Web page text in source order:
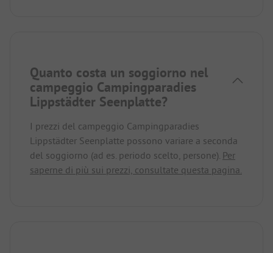
Quanto costa un soggiorno nel
campeggio Campingparadies
Lippstädter Seenplatte?
I prezzi del campeggio Campingparadies
Lippstädter Seenplatte possono variare a seconda
del soggiorno (ad es. periodo scelto, persone). Per
saperne di più sui prezzi, consultate questa pagina.